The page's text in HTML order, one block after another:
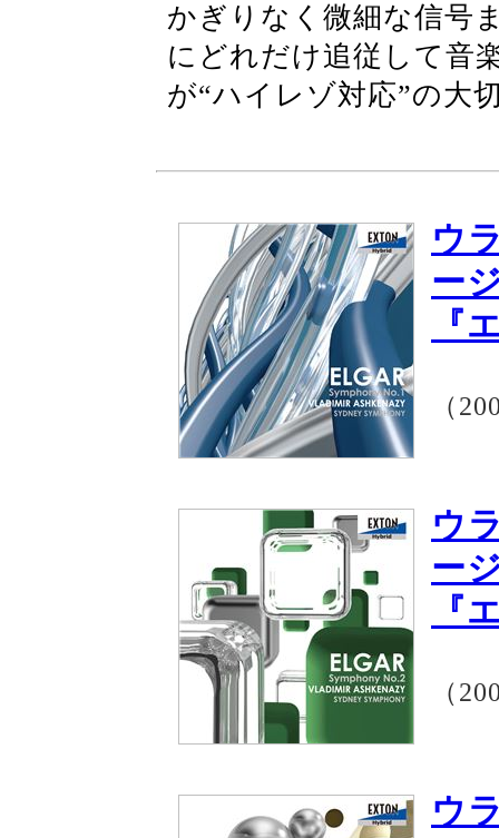
かぎりなく微細な信号
にどれだけ追従して音
が“ハイレゾ対応”の大
ウ
ー
『
（
ウ
ー
『
（
ウ